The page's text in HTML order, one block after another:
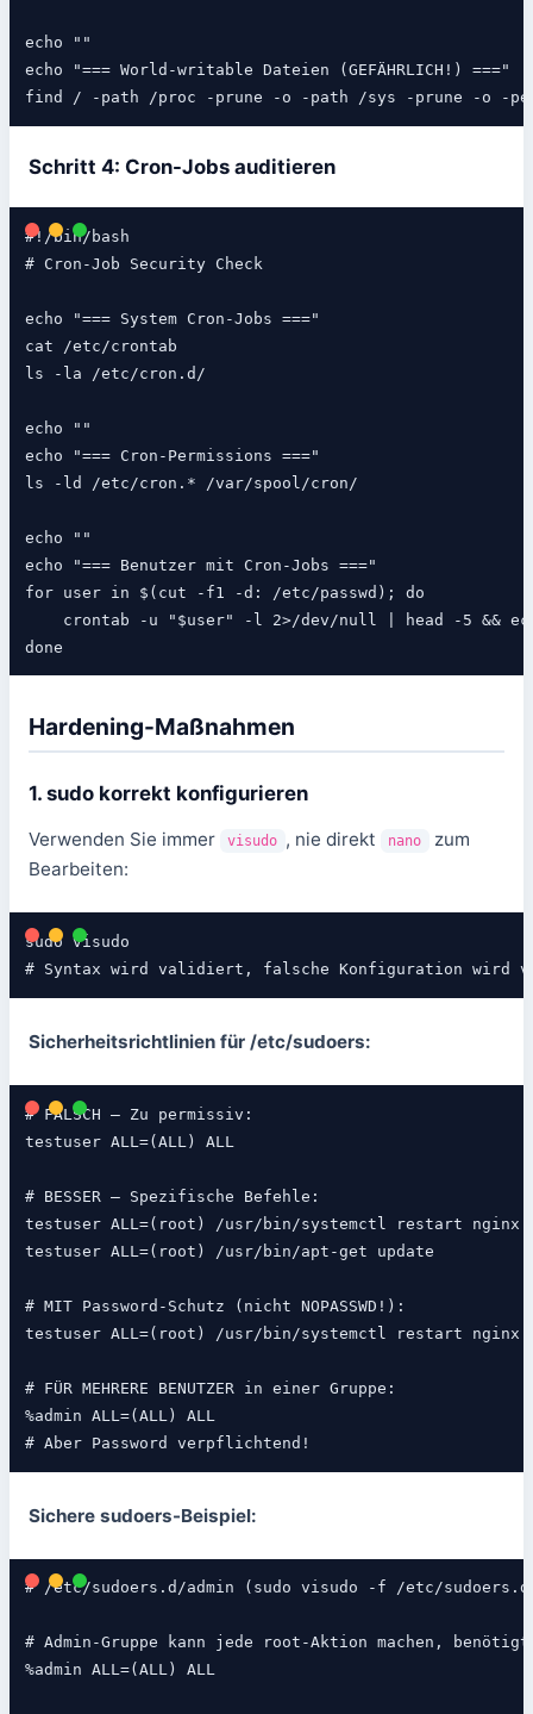
echo ""
echo "=== World-writable Dateien (GEFÄHRLICH!) ==="
find / -path /proc -prune -o -path /sys -prune -o -
Schritt 4: Cron-Jobs auditieren
#!/bin/bash
# Cron-Job Security Check
echo "=== System Cron-Jobs ==="
cat /etc/crontab
ls -la /etc/cron.d/
echo ""
echo "=== Cron-Permissions ==="
ls -ld /etc/cron.* /var/spool/cron/
echo ""
echo "=== Benutzer mit Cron-Jobs ==="
for user in $(cut -f1 -d: /etc/passwd); do
crontab -u "$user" -l 2>/dev/null | head -5 &&
done
Hardening-Maßnahmen
1. sudo korrekt konfigurieren
Verwenden Sie immer visudo , nie direkt nano
zum
Bearbeiten:
sudo visudo
# Syntax wird validiert, falsche Konfiguration wird
Sicherheitsrichtlinien für /etc/sudoers:
# FALSCH – Zu permissiv:
testuser ALL=(ALL) ALL
# BESSER – Spezifische Befehle:
testuser ALL=(root) /usr/bin/systemctl restart nginx
testuser ALL=(root) /usr/bin/apt-get update
# MIT Password-Schutz (nicht NOPASSWD!):
testuser ALL=(root) /usr/bin/systemctl restart nginx
# FÜR MEHRERE BENUTZER in einer Gruppe:
%admin ALL=(ALL) ALL
# Aber Password verpflichtend!
Sichere sudoers-Beispiel:
# /etc/sudoers.d/admin (sudo visudo -f /etc/
# Admin-Gruppe kann jede root-Aktion machen,
%admin ALL=(ALL) ALL